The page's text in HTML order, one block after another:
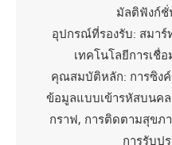
มัลติฟังก์ชั่
อุปกรณ์ที่รองรับ: สมา
เทคโนโลยีการเชื่
คุณสมบัติหลัก: การซิง
ข้อมูลแบบเข้ารหัสบนคล
กราฟ, การติดตามสุขภ
การรับป